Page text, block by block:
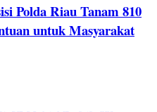
Polda Riau Tanam 810
untuk Masyarakat